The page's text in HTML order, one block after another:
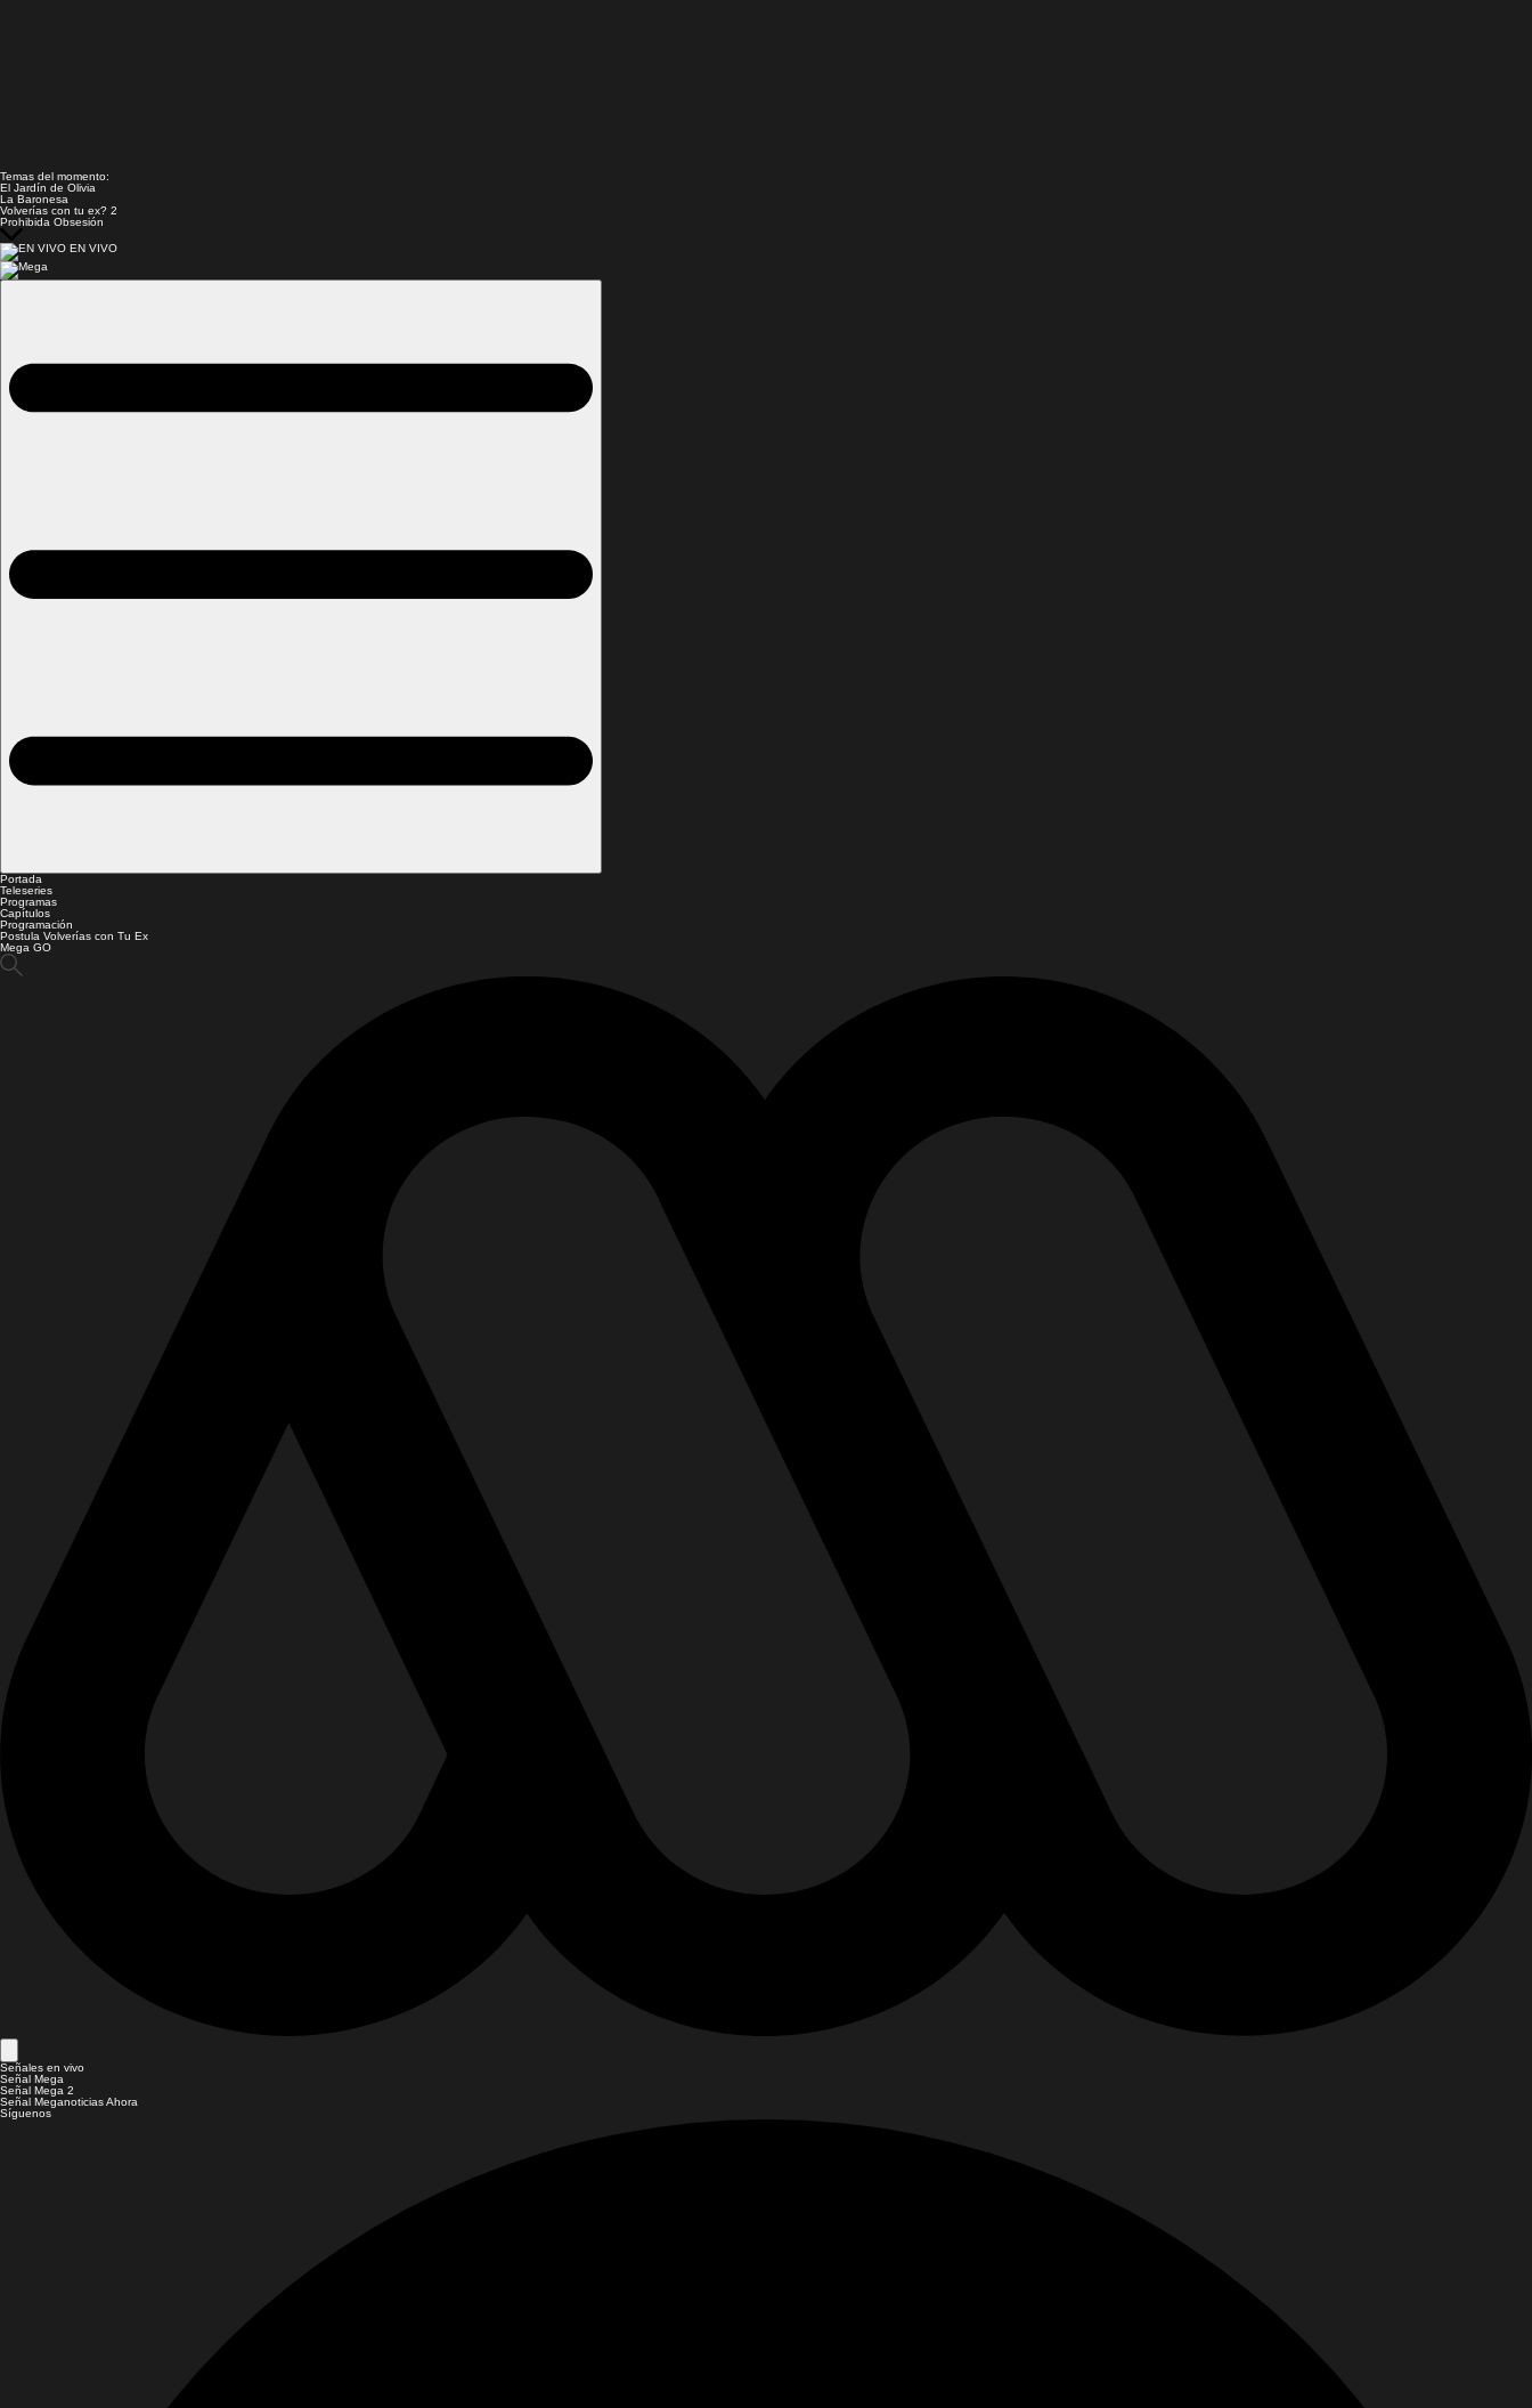
Temas del momento:
El Jardín de Olivia
La Baronesa
Volverías con tu ex? 2
Prohibida Obsesión
EN VIVO
Portada
Teleseries
Programas
Capítulos
Programación
Postula Volverías con Tu Ex
Mega GO
Señales en vivo
Señal Mega
Señal Mega 2
Señal Meganoticias Ahora
Síguenos